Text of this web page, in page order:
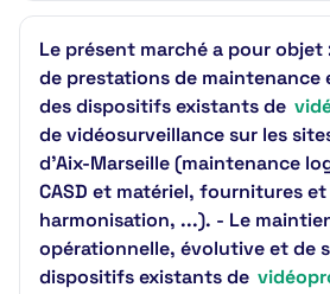
Le présent marché a pour objet
de prestations de maintenance
des dispositifs existants de
de vidéosurveillance sur les
d’Aix-Marseille (maintenance
CASD et matériel, fournitures
harmonisation, ...). - Le
opérationnelle, évolutive et de
dispositifs existants de